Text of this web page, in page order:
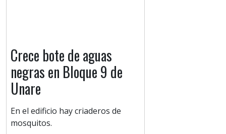
Crece bote de aguas
negras en Bloque 9 de
Unare
En el edificio hay criaderos de
mosquitos.